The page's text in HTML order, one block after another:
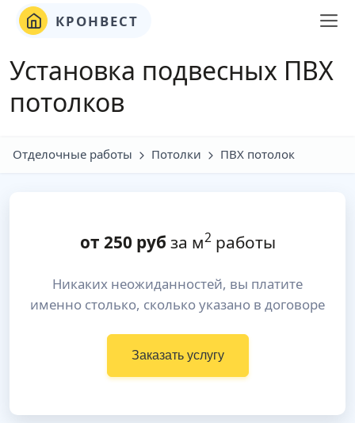
КРОНВЕСТ
Установка подвесных ПВХ
потолков
Отделочные работы Потолки ПВХ потолок
от 250руб за м2работы
Никаких неожиданностей, вы платите
именно столько, сколько указано в договоре
Заказать услугу